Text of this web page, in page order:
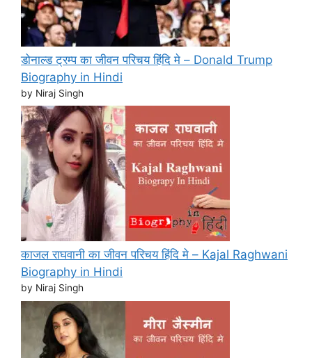
डोनाल्ड ट्रम्प का जीवन परिचय हिंदि मे – Donald Trump
Biography in Hindi
by Niraj Singh
काजल राघवानी का जीवन परिचय हिंदि मे – Kajal Raghwani
Biography in Hindi
by Niraj Singh